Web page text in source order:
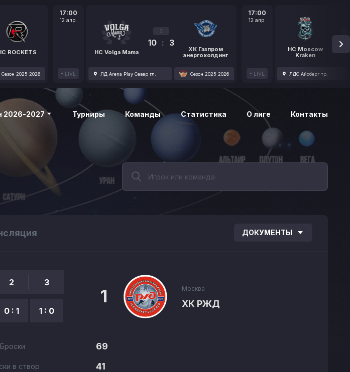
ROCKETS
Сезон 2025-2026
17:00
12 апр.
LIVE
HC Volga Mama
3
10 : 3
ХК Газпром
энергохолдинг
ЛД Arena Play Север гл. Сезон 2025-2026
17:00
12 апр.
LIVE
HC Moscow
Kraken
1
ЛДС Айсберг тр.
2026-2027 Турниры Команды Статистика О лиге Контакты
ДОКУМЕНТЫ
2
0 : 1
3
1 : 0
Москва
ХК РЖД
1
Броски
69
в створ
41